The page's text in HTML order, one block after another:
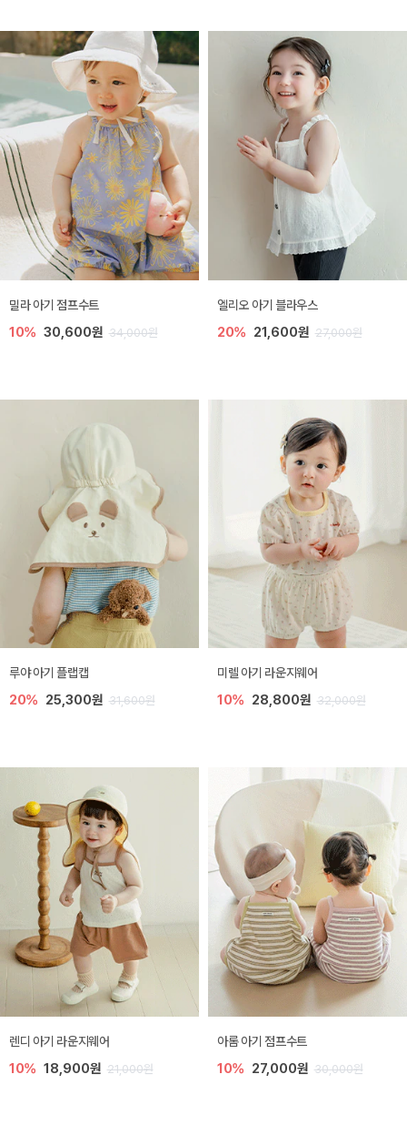
밀라 아기 점프수트
10% 30,600원 34,000원
엘리오 아기 블라우스
20% 21,600원 27,000원
루야 아기 플랩캡
20% 25,300원 31,600원
미렐 아기 라운지웨어
10% 28,800원 32,000원
렌디 아기 라운지웨어
10% 18,900원 21,000원
아롬 아기 점프수트
10% 27,000원 30,000원